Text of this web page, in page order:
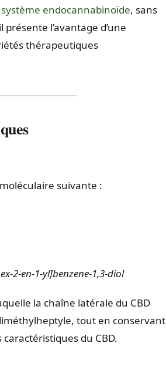
système endocannabinoïde, sans
l’avantage d’une
thérapeutiques
suivante :
2-en-1-yl]benzene-1,3-diol
la chaîne latérale du CBD
tout en conservant
du CBD.